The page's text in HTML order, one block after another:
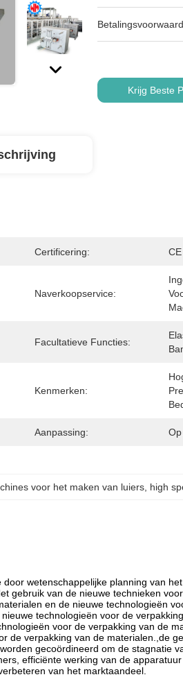
Krijg Beste
Certificering: CE
Naverkoopservice:
Facultatieve Functies:
Kenmerken:
Aanpassing:
voor het maken van luiers high
wetenschappelijke planning van
gebruik van de nieuwe technieken
en de nieuwe technologieën
technologieën voor de
voor de verpakking van de
de verpakking van de materialen.,de
gecoördineerd om de stagnatie
efficiënte werking van de
van het marktaandeel.